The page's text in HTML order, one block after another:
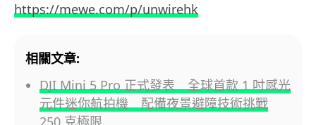
https://mewe.com/p/unwirehk
相關文章:
DJI Mini 5 Pro 正式發表 全球首款 1 吋感光
元件迷你航拍機 配備夜景避障技術挑戰